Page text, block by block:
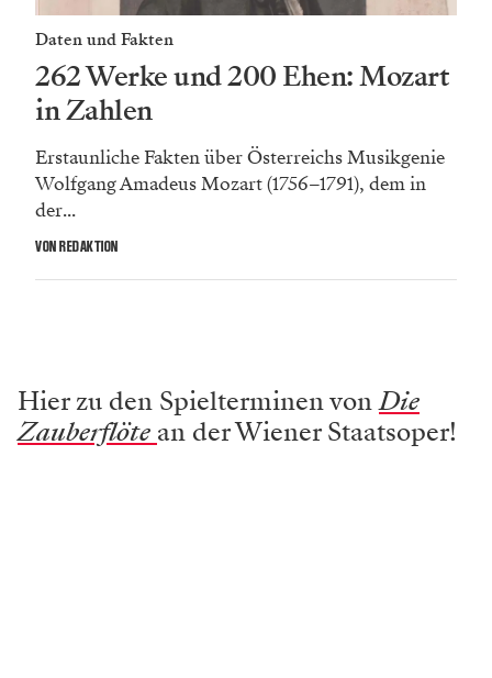
Daten und Fakten
262 Werke und 200 Ehen: Mozart
in Zahlen
Erstaunliche Fakten über Österreichs Musikgenie
Wolfgang Amadeus Mozart (1756–1791), dem in
der...
VON REDAKTION
Hier zu den Spielterminen vonDie
Zauberflöte an der Wiener Staatsoper!